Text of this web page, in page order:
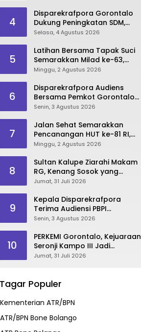
4
Disparekrafpora Gorontalo
Dukung Peningkatan SDM,
Berikan Rekomendasi Studi S3
Selasa, 4 Agustus 2026
5
Latihan Bersama Tapak Suci
Semarakkan Milad ke-63,
Sultan Kalupe Ajak Atlet
Minggu, 2 Agustus 2026
6
Disparekrafpora Audiens
Bersama Pemkot Gorontalo
Bahas Dukungan GKK 2026
Senin, 3 Agustus 2026
7
Jalan Sehat Semarakkan
Pencanangan HUT ke-81 RI,
Danau Perintis Jadi Etalase
Minggu, 2 Agustus 2026
8
Sultan Kalupe Ziarahi Makam
RG, Kenang Sosok yang
Mendedikasikan Hidup untuk
Jumat, 31 Juli 2026
9
Kepala Disparekrafpora
Terima Audiensi PBPI
Gorontalo.
Senin, 3 Agustus 2026
10
PERKEMI Gorontalo, Kejuaraan
Seronji Kampo III Jadi
Panggung Lahirkan Atlet
Jumat, 31 Juli 2026
Tagar Populer
Kementerian ATR/BPN
ATR/BPN Bone Bolango